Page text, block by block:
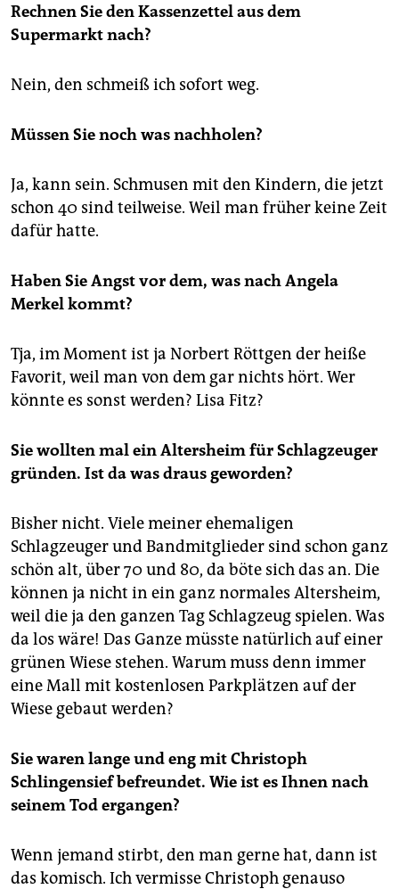
Rechnen Sie den Kassenzettel aus dem
Supermarkt nach?
Nein, den schmeiß ich sofort weg.
Müssen Sie noch was nachholen?
Ja, kann sein. Schmusen mit den Kindern, die jetzt
schon 40 sind teilweise. Weil man früher keine Zeit
dafür hatte.
Haben Sie Angst vor dem, was nach Angela
Merkel kommt?
Tja, im Moment ist ja Norbert Röttgen der heiße
Favorit, weil man von dem gar nichts hört. Wer
könnte es sonst werden? Lisa Fitz?
Sie wollten mal ein Altersheim für Schlagzeuger
gründen. Ist da was draus geworden?
Bisher nicht. Viele meiner ehemaligen
Schlagzeuger und Bandmitglieder sind schon ganz
schön alt, über 70 und 80, da böte sich das an. Die
können ja nicht in ein ganz normales Altersheim,
weil die ja den ganzen Tag Schlagzeug spielen. Was
da los wäre! Das Ganze müsste natürlich auf einer
grünen Wiese stehen. Warum muss denn immer
eine Mall mit kostenlosen Parkplätzen auf der
Wiese gebaut werden?
Sie waren lange und eng mit Christoph
Schlingensief befreundet. Wie ist es Ihnen nach
seinem Tod ergangen?
Wenn jemand stirbt, den man gerne hat, dann ist
das komisch. Ich vermisse Christoph genauso